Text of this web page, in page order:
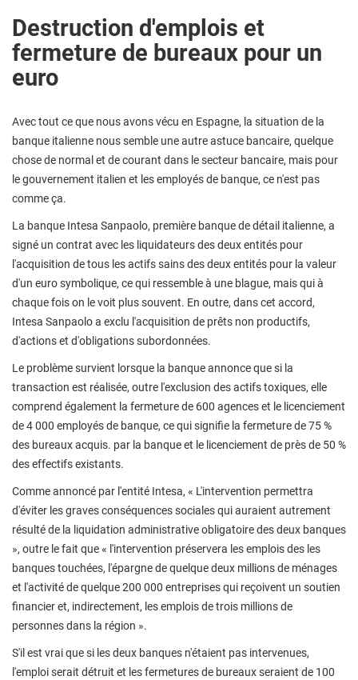
Destruction d'emplois et
fermeture de bureaux pour un
euro
Avec tout ce que nous avons vécu en Espagne, la situation de la
banque italienne nous semble une autre astuce bancaire, quelque
chose de normal et de courant dans le secteur bancaire, mais pour
le gouvernement italien et les employés de banque, ce n'est pas
comme ça.
La banque Intesa Sanpaolo, première banque de détail italienne, a
signé un contrat avec les liquidateurs des deux entités pour
l'acquisition de tous les actifs sains des deux entités pour la valeur
d'un euro symbolique, ce qui ressemble à une blague, mais qui à
chaque fois on le voit plus souvent. En outre, dans cet accord,
Intesa Sanpaolo a exclu l'acquisition de prêts non productifs,
d'actions et d'obligations subordonnées.
Le problème survient lorsque la banque annonce que si la
transaction est réalisée, outre l'exclusion des actifs toxiques, elle
comprend également la fermeture de 600 agences et le licenciement
de 4 000 employés de banque, ce qui signifie la fermeture de 75 %
des bureaux acquis. par la banque et le licenciement de près de 50 %
des effectifs existants.
Comme annoncé par l'entité Intesa, « L'intervention permettra
d'éviter les graves conséquences sociales qui auraient autrement
résulté de la liquidation administrative obligatoire des deux banques
», outre le fait que « l'intervention préservera les emplois des les
banques touchées, l'épargne de quelque deux millions de ménages
et l'activité de quelque 200 000 entreprises qui reçoivent un soutien
financier et, indirectement, les emplois de trois millions de
personnes dans la région ».
S'il est vrai que si les deux banques n'étaient pas intervenues,
l'emploi serait détruit et les fermetures de bureaux seraient de 100